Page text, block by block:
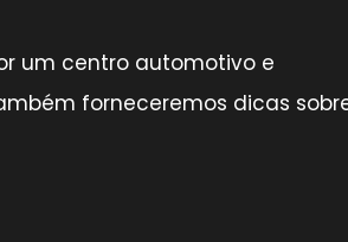
um centro automotivo e
forneceremos dicas